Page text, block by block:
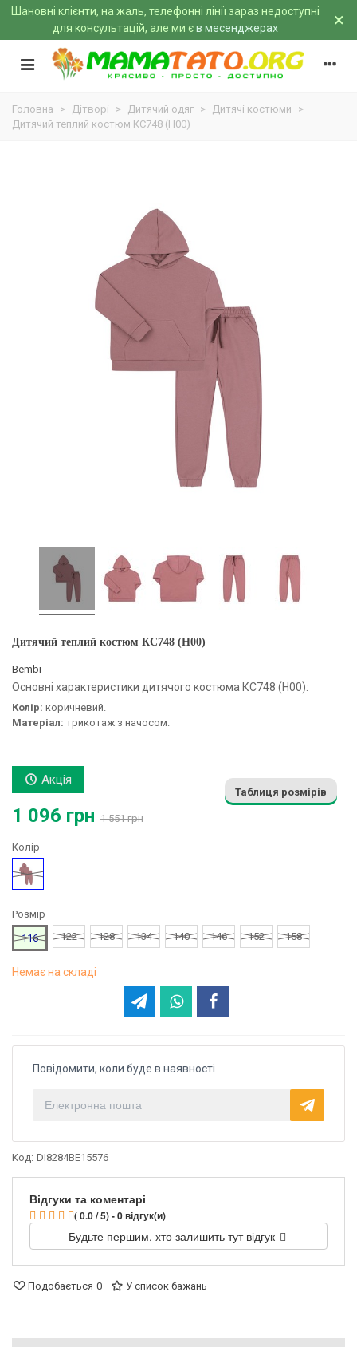
Шановні клієнти, на жаль, телефонні лінії зараз недоступні
для консультацій, але ми єв месенджерах ×
Головна > Дітворі > Дитячий одяг > Дитячі костюми
>
Дитячий теплий костюм КС748 (H00)
Дитячий теплий костюм КС748 (H00)
Bembi
Основні характеристики дитячого костюма КС748 (H00):
Колір: коричневий.
Матеріал: трикотаж з начосом.
Акція
1 096 грн 1 551 грн
Таблиця розмірів
Колір
Коричневий
Розмір
116
122 128 134 140 146 152 158
Немає на складі
Повідомити, коли буде в наявності
Код: DI8284BE15576
Відгуки та коментарі
( 0.0 / 5) - 0 відгук(и)
Будьте першим, хто залишить тут відгук
Подобається 0 У список бажань